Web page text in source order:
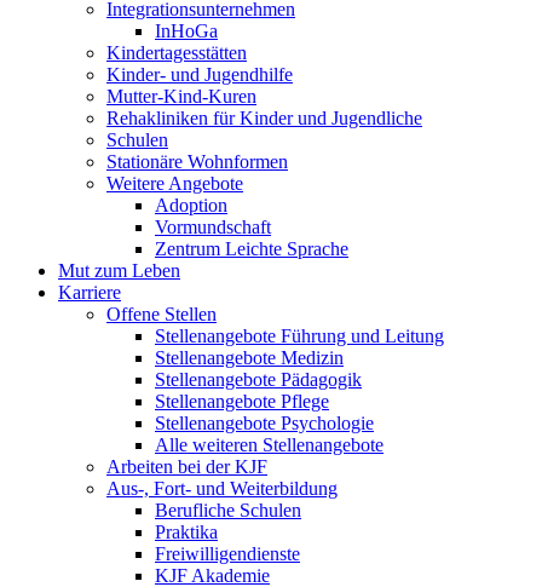
Integrationsunternehmen
InHoGa
Kindertagesstätten
Kinder- und Jugendhilfe
Mutter-Kind-Kuren
Rehakliniken für Kinder und Jugendliche
Schulen
Stationäre Wohnformen
Weitere Angebote
Adoption
Vormundschaft
Zentrum Leichte Sprache
Mut zum Leben
Karriere
Offene Stellen
Stellenangebote Führung und Leitung
Stellenangebote Medizin
Stellenangebote Pädagogik
Stellenangebote Pflege
Stellenangebote Psychologie
Alle weiteren Stellenangebote
Arbeiten bei der KJF
Aus-, Fort- und Weiterbildung
Berufliche Schulen
Praktika
Freiwilligendienste
KJF Akademie